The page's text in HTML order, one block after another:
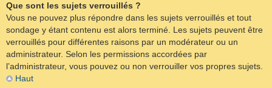
Que sont les sujets verrouillés ?
Vous ne pouvez plus répondre dans les sujets verrouillés et tout
sondage y étant contenu est alors terminé. Les sujets peuvent être
verrouillés pour différentes raisons par un modérateur ou un
administrateur. Selon les permissions accordées par
l’administrateur, vous pouvez ou non verrouiller vos propres sujets.
Haut